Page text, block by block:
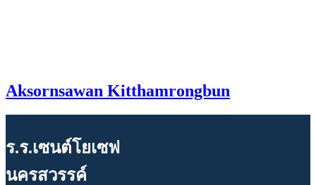
Aksornsawan Kitthamrongbun
ร.ร.เซนต์โยเซฟ
นครสวรรค์